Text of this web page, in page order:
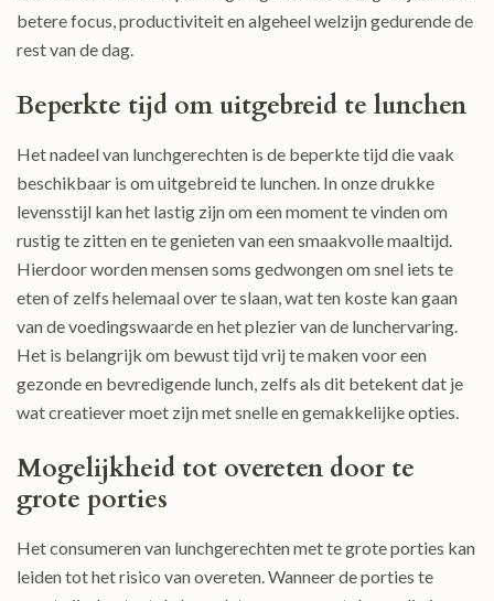
betere focus, productiviteit en algeheel welzijn gedurende de
rest van de dag.
Beperkte tijd om uitgebreid te lunchen
Het nadeel van lunchgerechten is de beperkte tijd die vaak
beschikbaar is om uitgebreid te lunchen. In onze drukke
levensstijl kan het lastig zijn om een moment te vinden om
rustig te zitten en te genieten van een smaakvolle maaltijd.
Hierdoor worden mensen soms gedwongen om snel iets te
eten of zelfs helemaal over te slaan, wat ten koste kan gaan
van de voedingswaarde en het plezier van de lunchervaring.
Het is belangrijk om bewust tijd vrij te maken voor een
gezonde en bevredigende lunch, zelfs als dit betekent dat je
wat creatiever moet zijn met snelle en gemakkelijke opties.
Mogelijkheid tot overeten door te
grote porties
Het consumeren van lunchgerechten met te grote porties kan
leiden tot het risico van overeten. Wanneer de porties te